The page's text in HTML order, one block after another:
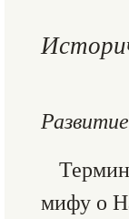
мифу о